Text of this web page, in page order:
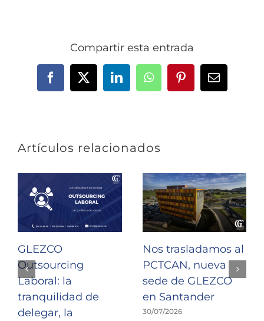
Compartir esta entrada
Facebook
X LinkedInWhatsAppPinterestCorreo
Artículos relacionados
GLEZCO
Outsourcing
Laboral: la
tranquilidad de
delegar, la
Nos trasladamos al
PCTCAN, nueva
sede de GLEZCO
en Santander
30/07/2026